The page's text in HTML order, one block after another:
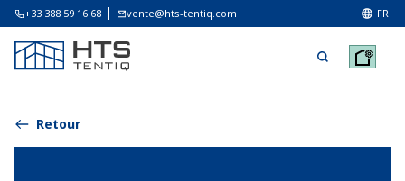
+33 388 59 16 68 vente@hts-tentiq.com FR
Retour